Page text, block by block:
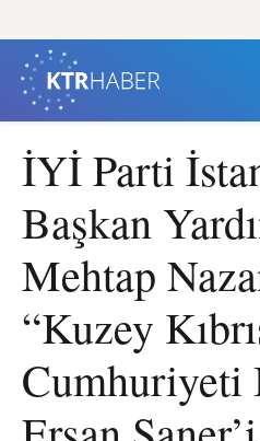
İYİ Parti
Başkan
Mehtap
“Kuzey
Cumhuriyeti